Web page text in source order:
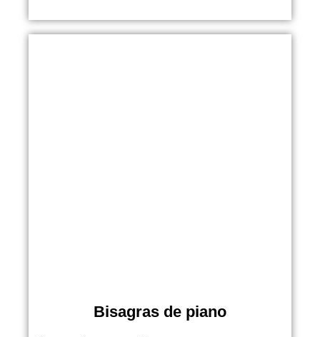
Bisagras de piano